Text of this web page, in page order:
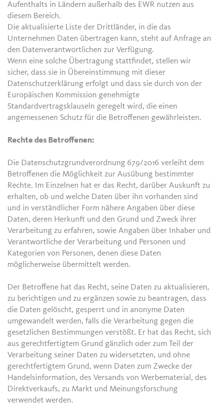
Aufenthalts in Ländern außerhalb des EWR nutzen aus
diesem Bereich.
Die aktualisierte Liste der Drittländer, in die das
Unternehmen Daten übertragen kann, steht auf Anfrage an
den Datenverantwortlichen zur Verfügung.
Wenn eine solche Übertragung stattfindet, stellen wir
sicher, dass sie in Übereinstimmung mit dieser
Datenschutzerklärung erfolgt und dass sie durch von der
Europäischen Kommission genehmigte
Standardvertragsklauseln geregelt wird, die einen
angemessenen Schutz für die Betroffenen gewährleisten.
Rechte des Betroffenen:
Die Datenschutzgrundverordnung 679/2016 verleiht dem
Betroffenen die Möglichkeit zur Ausübung bestimmter
Rechte. Im Einzelnen hat er das Recht, darüber Auskunft zu
erhalten, ob und welche Daten über ihn vorhanden sind
und in verständlicher Form nähere Angaben über diese
Daten, deren Herkunft und den Grund und Zweck ihrer
Verarbeitung zu erfahren, sowie Angaben über Inhaber und
Verantwortliche der Verarbeitung und Personen und
Kategorien von Personen, denen diese Daten
möglicherweise übermittelt werden.
Der Betroffene hat das Recht, seine Daten zu aktualisieren,
zu berichtigen und zu ergänzen sowie zu beantragen, dass
die Daten gelöscht, gesperrt und in anonyme Daten
umgewandelt werden, falls die Verarbeitung gegen die
gesetzlichen Bestimmungen verstößt. Er hat das Recht, sich
aus gerechtfertigtem Grund gänzlich oder zum Teil der
Verarbeitung seiner Daten zu widersetzten, und ohne
gerechtfertigtem Grund, wenn Daten zum Zwecke der
Handelsinformation, des Versands von Werbematerial, des
Direktverkaufs, zu Markt und Meinungsforschung
verwendet werden.